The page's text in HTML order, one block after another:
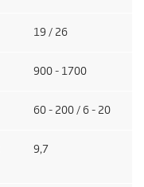
19 / 26
900 - 1700
60 - 200 / 6 - 20
9,7